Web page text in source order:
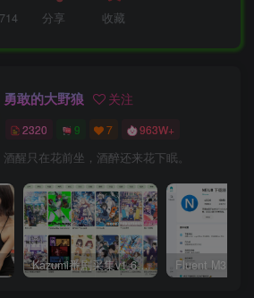
分享 收藏
勇敢的大野狼 关注
2320 9 7 963W+
酒醒只在花前坐，酒醉还来花下眠。
Kazumi番剧采集v1.6.9：支持自定义规则+在线观看+弹幕，跨平台下载